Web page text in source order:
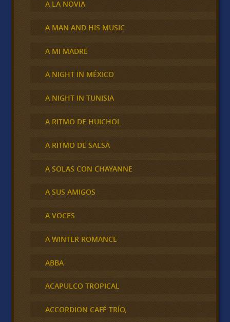
A LA NOVIA
A MAN AND HIS MUSIC
A MI MADRE
A NIGHT IN MÉXICO
A NIGHT IN TUNISIA
A RITMO DE HUICHOL
A RITMO DE SALSA
A SOLAS CON CHAYANNE
A SUS AMIGOS
A VOCES
A WINTER ROMANCE
ABBA
ACAPULCO TROPICAL
ACCORDION CAFÉ TRÍO,